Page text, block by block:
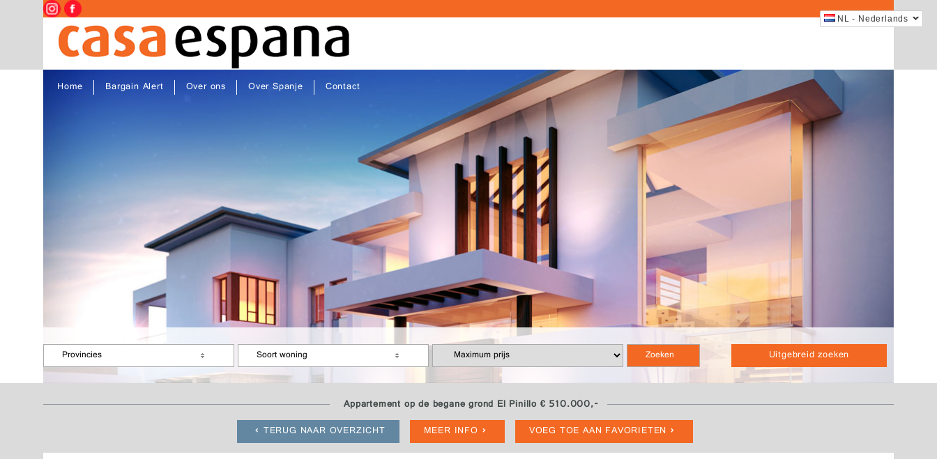
NL - Nederlands
Home Bargain Alert Over ons Over Spanje Contact
Uitgebreid zoeken
Provincies Soort woning
Appartement op de begane grond El Pinillo € 510.000,-
TERUG NAAR OVERZICHT
MEER INFO VOEG TOE AAN FAVORIETEN